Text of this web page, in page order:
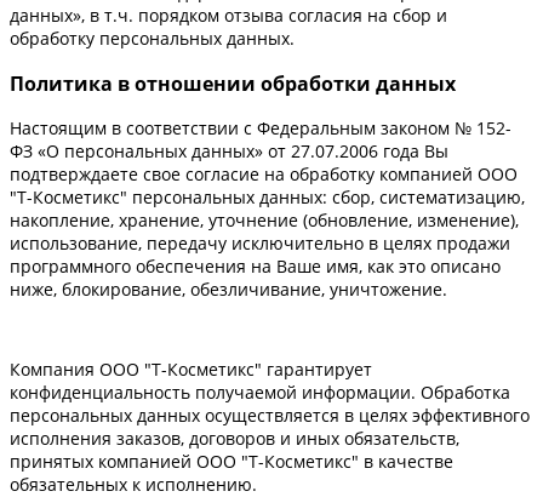
данных», в т.ч. порядком отзыва согласия на сбор и
обработку персональных данных.
Политика в отношении обработки данных
Настоящим в соответствии с Федеральным законом № 152-
ФЗ «О персональных данных» от 27.07.2006 года Вы
подтверждаете свое согласие на обработку компанией ООО
"Т-Косметикс" персональных данных: сбор, систематизацию,
накопление, хранение, уточнение (обновление, изменение),
использование, передачу исключительно в целях продажи
программного обеспечения на Ваше имя, как это описано
ниже, блокирование, обезличивание, уничтожение.
Компания ООО "Т-Косметикс" гарантирует
конфиденциальность получаемой информации. Обработка
персональных данных осуществляется в целях эффективного
исполнения заказов, договоров и иных обязательств,
принятых компанией ООО "Т-Косметикс" в качестве
обязательных к исполнению.